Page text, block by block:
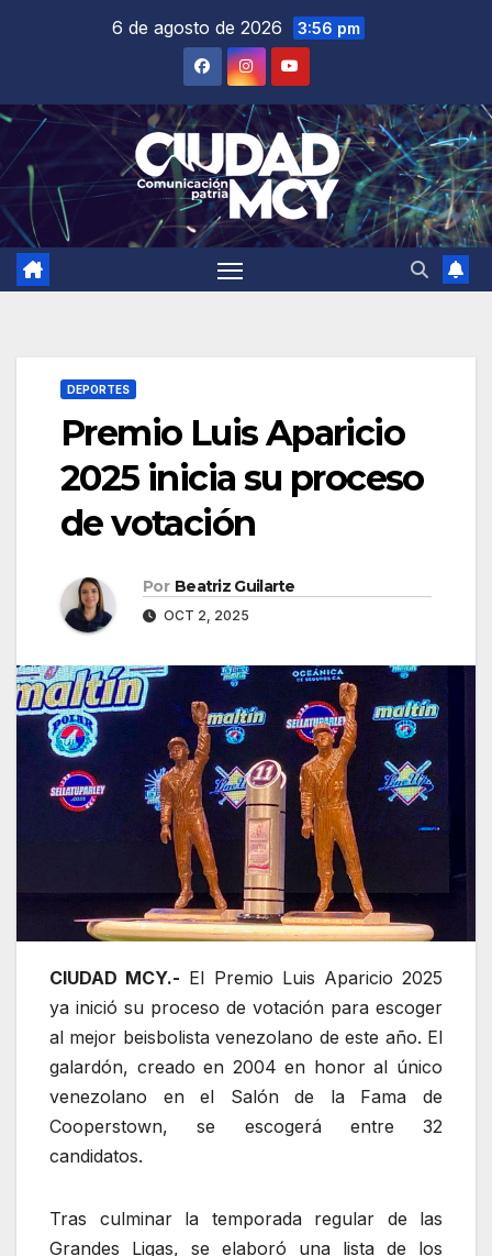
6 de agosto de 2026 3:56 pm
DEPORTES
Premio Luis Aparicio
2025 inicia su proceso
de votación
Por Beatriz Guilarte
OCT 2, 2025
CIUDAD MCY.- El Premio Luis Aparicio 2025
ya inició su proceso de votación para escoger
al mejor beisbolista venezolano de este año. El
galardón, creado en 2004 en honor al único
venezolano en el Salón de la Fama de
Cooperstown, se escogerá entre 32
candidatos.
Tras culminar la temporada regular de las
Grandes Ligas, se elaboró una lista de los